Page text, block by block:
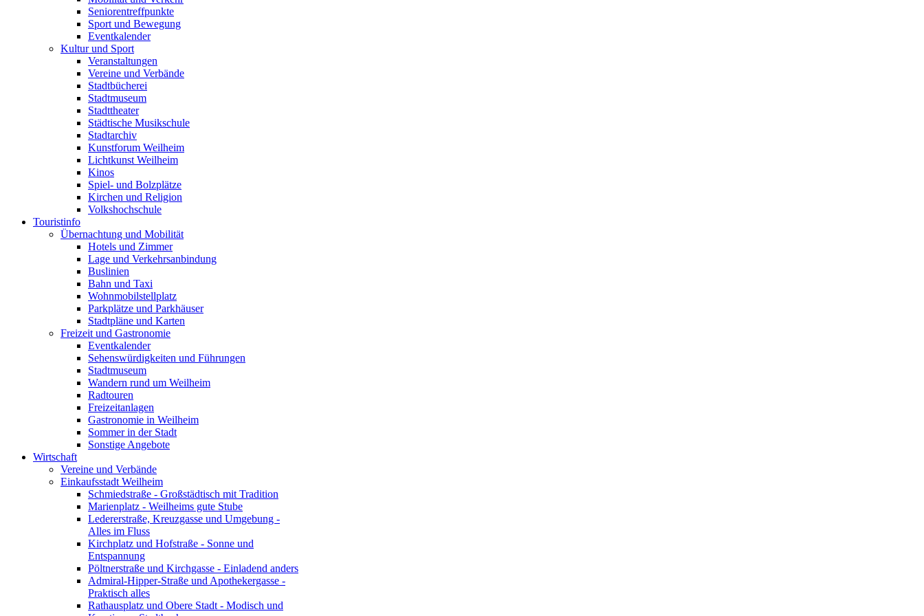
Seniorentreffpunkte
Sport und Bewegung
Eventkalender
Kultur und Sport
Veranstaltungen
Vereine und Verbände
Stadtbücherei
Stadtmuseum
Stadttheater
Städtische Musikschule
Stadtarchiv
Kunstforum Weilheim
Lichtkunst Weilheim
Kinos
Spiel- und Bolzplätze
Kirchen und Religion
Volkshochschule
Touristinfo
Übernachtung und Mobilität
Hotels und Zimmer
Lage und Verkehrsanbindung
Buslinien
Bahn und Taxi
Wohnmobilstellplatz
Parkplätze und Parkhäuser
Stadtpläne und Karten
Freizeit und Gastronomie
Eventkalender
Sehenswürdigkeiten und Führungen
Stadtmuseum
Wandern rund um Weilheim
Radtouren
Freizeitanlagen
Gastronomie in Weilheim
Sommer in der Stadt
Sonstige Angebote
Wirtschaft
Vereine und Verbände
Einkaufsstadt Weilheim
Schmiedstraße - Großstädtisch mit Tradition
Marienplatz - Weilheims gute Stube
Ledererstraße, Kreuzgasse und Umgebung -
Alles im Fluss
Kirchplatz und Hofstraße - Sonne und
Entspannung
Pöltnerstraße und Kirchgasse - Einladend anders
Admiral-Hipper-Straße und Apothekergasse -
Praktisch alles
Rathausplatz und Obere Stadt - Modisch und